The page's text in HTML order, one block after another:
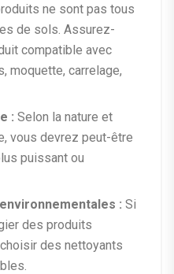
ne sont pas tous
de sols. Assurez-
compatible avec
moquette, carrelage,
: Selon la nature et
vous devrez peut-être
puissant ou
: Si
des produits
des nettoyants